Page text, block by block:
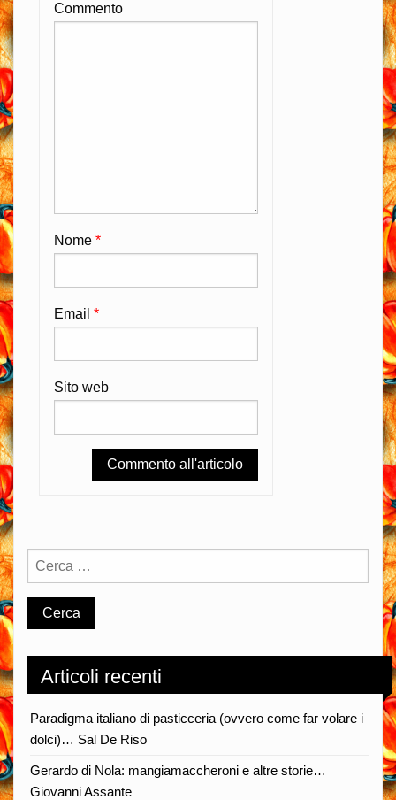
Commento
Nome *
Email *
Sito web
Articoli recenti
Paradigma italiano di pasticceria (ovvero come far volare i
dolci)… Sal De Riso
Gerardo di Nola: mangiamaccheroni e altre storie…
Giovanni Assante